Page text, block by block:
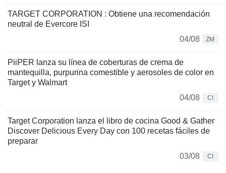
TARGET CORPORATION : Obtiene una recomendación
neutral de Evercore ISI
04/08
ZM
PiiPER lanza su línea de coberturas de crema de
mantequilla, purpurina comestible y aerosoles de color en
Target y Walmart
04/08
CI
Target Corporation lanza el libro de cocina Good & Gather
Discover Delicious Every Day con 100 recetas fáciles de
preparar
03/08
CI